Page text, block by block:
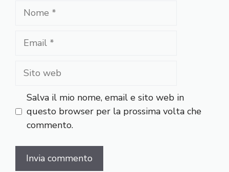
Nome
Email
Sito
Salva il mio nome, email e sito web in
questo browser per la prossima volta che
commento.